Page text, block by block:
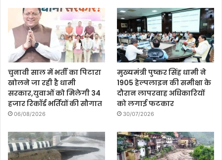
चुनावी साल में भर्ती का पिटारा
खोलने जा रही है धामी
सरकार,युवाओं को मिलेगी 34
हजार रिकॉर्ड भर्तियों की सौगात
06/08/2026
मुख्यमंत्री पुष्कर सिंह धामी ने
1905 हेल्पलाइन की समीक्षा के
दौरान लापरवाह अधिकारियों
को लगाई फटकार
30/07/2026